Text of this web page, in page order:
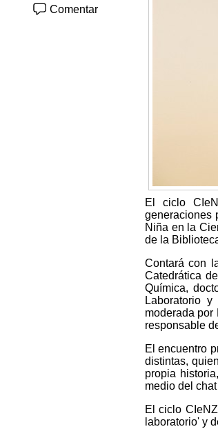
Comentar
El ciclo
generaciones
Niña en la
de la
Contará con
Catedrática
Química,
Laboratorio
moderada por
responsable
El encuentro
distintas,
propia
medio del
El ciclo
laboratorio' y